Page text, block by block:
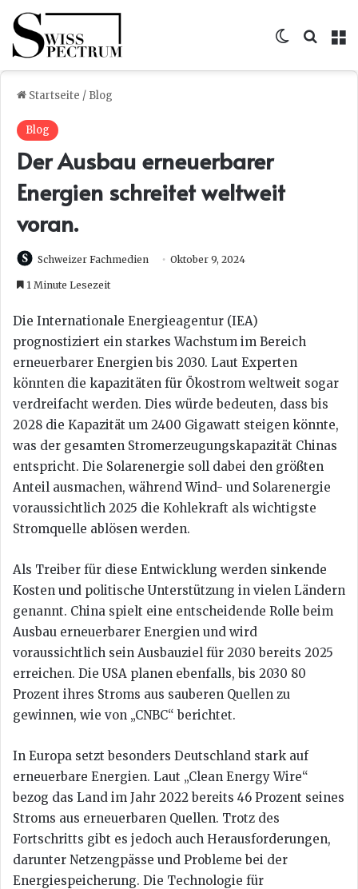
Skin
Startseite / Blog
Blog
Der Ausbau erneuerbarer
Energien schreitet weltweit
voran.
Schweizer Fachmedien Oktober 9, 2024
1 Minute Lesezeit
Die Internationale Energieagentur (IEA)
prognostiziert ein starkes Wachstum im Bereich
erneuerbarer Energien bis 2030. Laut Experten
könnten die kapazitäten für Ökostrom weltweit sogar
verdreifacht werden. Dies würde bedeuten, dass bis
2028 die Kapazität um 2400 Gigawatt steigen könnte,
was der gesamten Stromerzeugungskapazität Chinas
entspricht. Die Solarenergie soll dabei den größten
Anteil ausmachen, während Wind- und Solarenergie
voraussichtlich 2025 die Kohlekraft als wichtigste
Stromquelle ablösen werden.
Als Treiber für diese Entwicklung werden sinkende
Kosten und politische Unterstützung in vielen Ländern
genannt. China spielt eine entscheidende Rolle beim
Ausbau erneuerbarer Energien und wird
voraussichtlich sein Ausbauziel für 2030 bereits 2025
erreichen. Die USA planen ebenfalls, bis 2030 80
Prozent ihres Stroms aus sauberen Quellen zu
gewinnen, wie von „CNBC“ berichtet.
In Europa setzt besonders Deutschland stark auf
erneuerbare Energien. Laut „Clean Energy Wire“
bezog das Land im Jahr 2022 bereits 46 Prozent seines
Stroms aus erneuerbaren Quellen. Trotz des
Fortschritts gibt es jedoch auch Herausforderungen,
darunter Netzengpässe und Probleme bei der
Energiespeicherung. Die Technologie für